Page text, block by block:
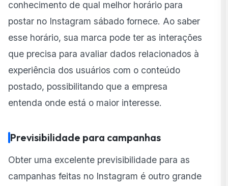
conhecimento de qual melhor horário para
postar no Instagram sábado fornece. Ao saber
esse horário, sua marca pode ter as interações
que precisa para avaliar dados relacionados à
experiência dos usuários com o conteúdo
postado, possibilitando que a empresa
entenda onde está o maior interesse.
Previsibilidade para campanhas
Obter uma excelente previsibilidade para as
campanhas feitas no Instagram é outro grande